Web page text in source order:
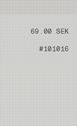
69.00 SEK
#101016